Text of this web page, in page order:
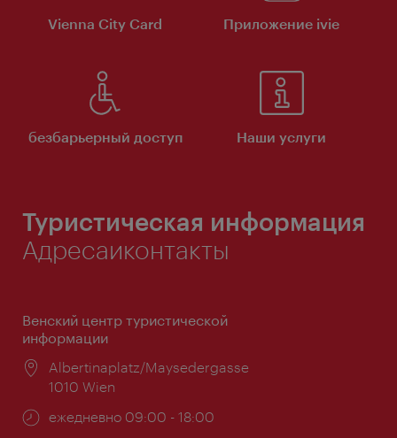
Vienna City Card Приложение ivie
безбарьерный доступ Наши услуги
Туристическая информация
Адресаиконтакты
Венский центр туристической
информации
Расположение:
Albertinaplatz/Maysedergasse
1010 Wien
Часы
ежедневно 09:00 - 18:00